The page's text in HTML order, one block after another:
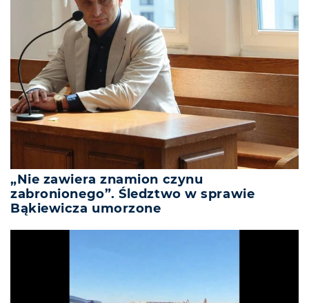
„Nie zawiera znamion czynu
zabronionego”. Śledztwo w sprawie
Bąkiewicza umorzone